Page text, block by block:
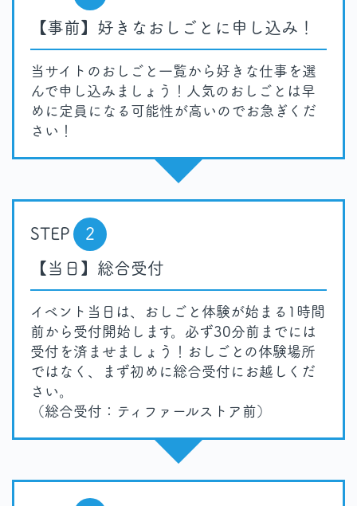
【事前】好きなおしごとに申し込み！
当サイトのおしごと一覧から好きな仕事を選
んで申し込みましょう！人気のおしごとは早
めに定員になる可能性が高いのでお急ぎくだ
さい！
STEP 2
【当日】総合受付
イベント当日は、おしごと体験が始まる1時間
前から受付開始します。必ず30分前までには
受付を済ませましょう！おしごとの体験場所
ではなく、まず初めに総合受付にお越しくだ
さい。
（総合受付：ティファールストア前）